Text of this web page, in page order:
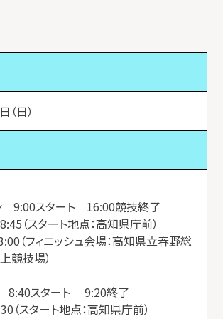
日）
9:00スタート 16:00競技終了
スタート地点：高知県庁前）
フィニッシュ会場：高知県立春野総
競技場）
スタート 9:20終了
スタート地点：高知県庁前）